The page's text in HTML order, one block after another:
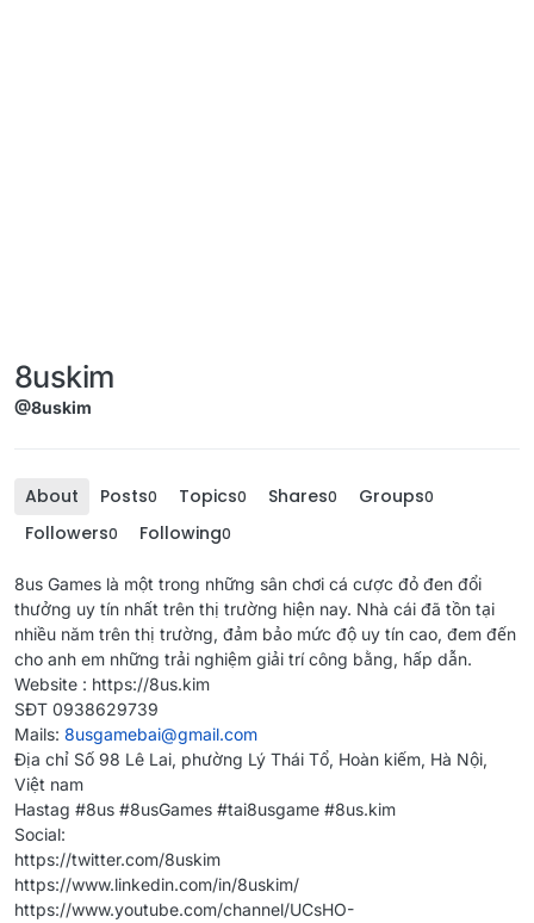
8uskim
@8uskim
About Posts0 Topics0 Shares0 Groups0
Followers0 Following0
8us Games là một trong những sân chơi cá cược đỏ đen đổi
thưởng uy tín nhất trên thị trường hiện nay. Nhà cái đã tồn tại
nhiều năm trên thị trường, đảm bảo mức độ uy tín cao, đem đến
cho anh em những trải nghiệm giải trí công bằng, hấp dẫn.
Website : https://8us.kim
SĐT 0938629739
Mails: 8usgamebai@gmail.com
Địa chỉ Số 98 Lê Lai, phường Lý Thái Tổ, Hoàn kiếm, Hà Nội,
Việt nam
Hastag #8us #8usGames #tai8usgame #8us.kim
Social:
https://twitter.com/8uskim
https://www.linkedin.com/in/8uskim/
https://www.youtube.com/channel/UCsHO-